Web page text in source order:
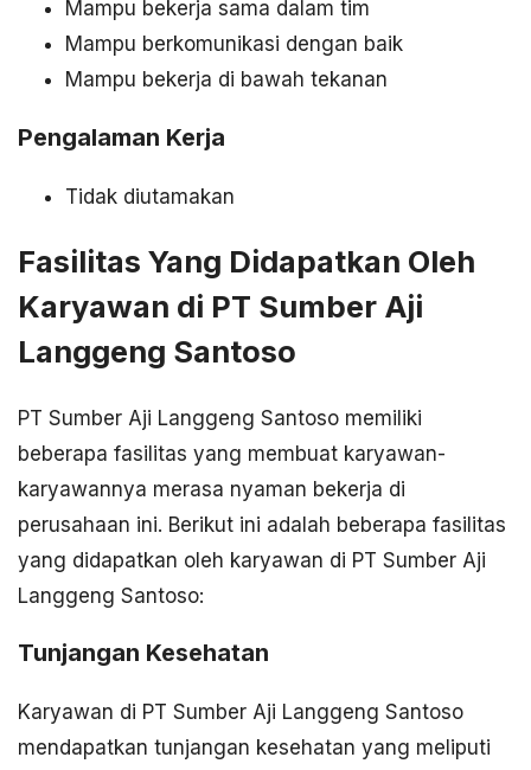
Mampu bekerja sama dalam tim
Mampu berkomunikasi dengan baik
Mampu bekerja di bawah tekanan
Pengalaman Kerja
Tidak diutamakan
Fasilitas Yang Didapatkan Oleh
Karyawan di PT Sumber Aji
Langgeng Santoso
PT Sumber Aji Langgeng Santoso memiliki
beberapa fasilitas yang membuat karyawan-
karyawannya merasa nyaman bekerja di
perusahaan ini. Berikut ini adalah beberapa fasilitas
yang didapatkan oleh karyawan di PT Sumber Aji
Langgeng Santoso:
Tunjangan Kesehatan
Karyawan di PT Sumber Aji Langgeng Santoso
mendapatkan tunjangan kesehatan yang meliputi